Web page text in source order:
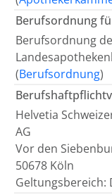
Berufsordnung
Berufsordnung
(Berufsordnung)
Helvetia
AG
Vor den
50678 Köln
Geltungsbereich: